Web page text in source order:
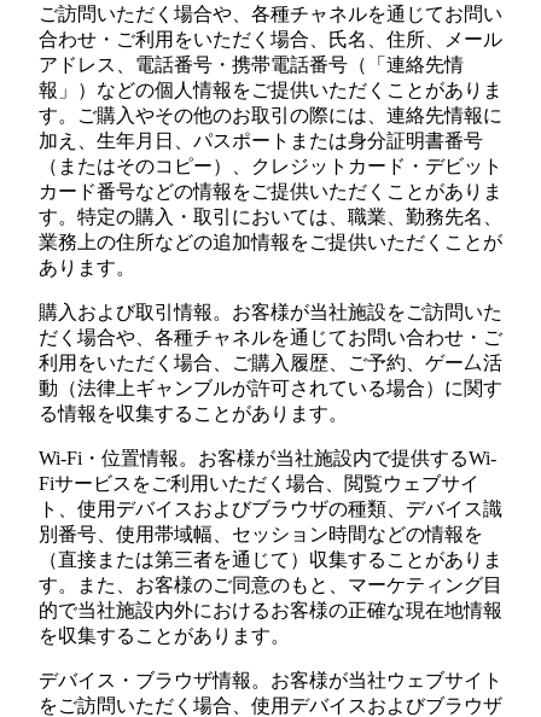
ご訪問いただく場合や、各種チャネルを通じてお問い
合わせ・ご利用をいただく場合、氏名、住所、メール
アドレス、電話番号・携帯電話番号（「連絡先情
報」）などの個人情報をご提供いただくことがありま
す。ご購入やその他のお取引の際には、連絡先情報に
加え、生年月日、パスポートまたは身分証明書番号
（またはそのコピー）、クレジットカード・デビット
カード番号などの情報をご提供いただくことがありま
す。特定の購入・取引においては、職業、勤務先名、
業務上の住所などの追加情報をご提供いただくことが
あります。
購入および取引情報。お客様が当社施設をご訪問いた
だく場合や、各種チャネルを通じてお問い合わせ・ご
利用をいただく場合、ご購入履歴、ご予約、ゲー厶活
動（法律上ギャンブルが許可されている場合）に関す
る情報を収集することがあります。
Wi-Fi・位置情報。お客様が当社施設内で提供するWi-
Fiサービスをご利用いただく場合、閲覧ウェブサイ
ト、使用デバイスおよびブラウザの種類、デバイス識
別番号、使用帯域幅、セッション時間などの情報を
（直接または第三者を通じて）収集することがありま
す。また、お客様のご同意のもと、マーケティング目
的で当社施設内外におけるお客様の正確な現在地情報
を収集することがあります。
デバイス・ブラウザ情報。お客様が当社ウェブサイト
をご訪問いただく場合、使用デバイスおよびブラウザ